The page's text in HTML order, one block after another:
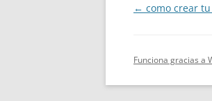
Navegación
← como crear
Funciona gracias a